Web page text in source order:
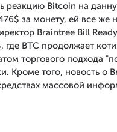
Bitcoin на
за монету, ей все же
Braintree Bill
BTC продолжает
торгового подхода
Кроме того, новость о
массовой